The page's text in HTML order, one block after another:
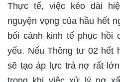
Thực tế, việc kéo dài
nguyện vọng của hầu hết
bối cảnh kinh tế phục hồi
yếu. Nếu Thông tư 02 hết
sẽ tạo áp lực trả nợ rất